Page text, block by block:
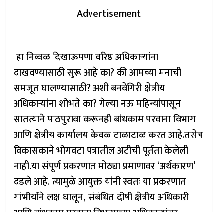
Advertisement
​ हा निव्वळ दिखाऊपणा वरिष्ठ अधिकाऱ्यांना
दाखवण्यासाठी सुरू आहे का? की आमच्या मनाची
समजूत घालण्यासाठी? अशी बनवेगिरी क्षेत्रीय
अधिकाऱ्यांना शोभते का? गेल्या नऊ महिन्यांपासून
सातत्याने पाठपुरावा करूनही बांधकाम परवाना विभाग
आणि क्षेत्रीय कार्यालय केवळ टाळाटाळ करत आहे.​तसेच
विकासकाने भोगवटा पत्रातील अटीची पूर्तता केलेली
नाही.या संपूर्ण प्रकरणात मोठ्या प्रमाणावर ‘अर्थकारण’
दडले आहे. त्यामुळे आयुक्त यांनी स्वतः या प्रकरणात
गांभीर्याने लक्ष घालून, संबंधित दोषी क्षेत्रीय अधिकारी